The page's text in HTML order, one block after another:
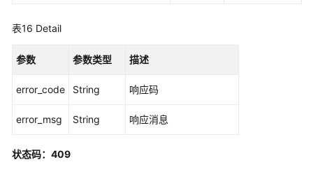
表16 Detail
参数 参数类型 描述
error_code String 响应码
error_msg String 响应消息
状态码：409